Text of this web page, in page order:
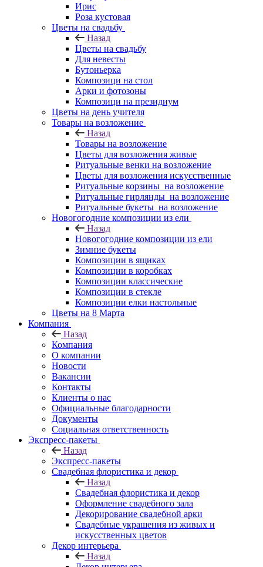
Ирис
Роза кустовая
Цветы на свадьбу
Назад
Цветы на свадьбу
Для невесты
Бутоньерка
Композици на стол
Арки и фотозоны
Композици на президиум
Цветы на день учителя
Товары на возложение
Назад
Товары на возложение
Цветы для возложения живые
Ритуальные венки на возложение
Цветы для возложения искусственные
Ритуальные корзины на возложение
Ритуальные гирлянды на возложение
Ритуальные букеты на возложение
Новогогодние композиции из ели
Назад
Новогогодние композиции из ели
Зимние букеты
Композиции в ящиках
Композиции в коробках
Композиции классические
Композиции в стекле
Композиции елки настольные
Цветы на 8 Марта
Компания
Назад
Компания
О компании
Новости
Вакансии
Контакты
Клиенты о нас
Официальные благодарности
Документы
Социальная ответственность
Экспресс-пакеты
Назад
Экспресс-пакеты
Свадебная флористика и декор
Назад
Свадебная флористика и декор
Оформление свадебного зала
Декорирование свадебной арки
Свадебные украшения из живых и
искусственных цветов
Декор интерьера
Назад